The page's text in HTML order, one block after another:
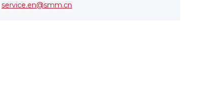
service.en@smm.cn